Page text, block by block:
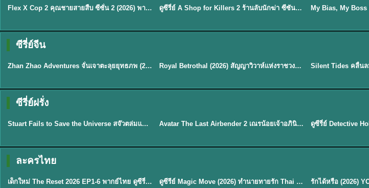
★8 Flex X Cop 2 คุณชายสายสืบ ซีซั่น 2 (2026) พากย์ไทย ซับไทย EP.1-14 ★8 EP.16ดูซีรี่ย์ A Shop for Killers 2 ร้านลับนักฆ่า ซีซัน 2 (2026) ซับไทย-พากย์ไทย
ซีรี่ย์จีน
★5
พากย์ไทย
Zhan Zhao Adventures จั่นเจาตะลุยยุทธภพ (2026) พากย์ไทย ซับไทย EP.1-37 (จบ) ★9 Royal Betrothal (2026) สัญญาวิวาห์แห่งราชวงศ์ พากย์ไทย ซับไทย EP1-32 ★9.5
ซีรี่ย์ฝรั่ง
★9.3
พากย์ไทย
Stuart Fails to Save the Universe สจ๊วตล่มแผนกู้จักรวาล (2026) พากย์ไทย ซับไทย EP.1-10 ★7.8 EP.7Avatar The Last Airbender 2 เณรน้อยเจ้าอภินิหาร พากย์ไทย
ละครไทย
★ 8 EP.6
พากย์ไทย
เด็กใหม่ The Reset 2026 EP1-6 พากย์ไทย ดูซีรี่ย์ Netflix ล่าสุด HD ดูซีรีย์ Magic Move (2026) ทำนายทายรัก Thai EP.1-10 HD